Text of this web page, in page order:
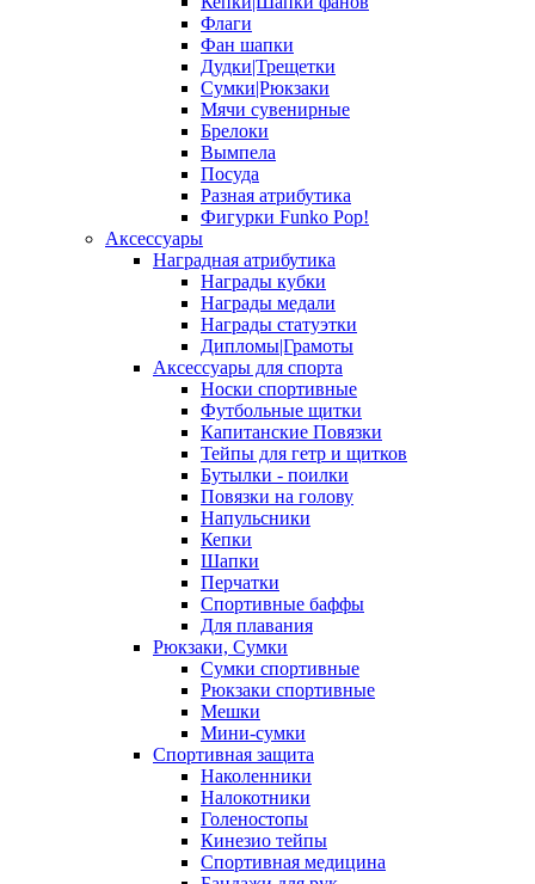
Флаги
Фан шапки
Дудки|Трещетки
Сумки|Рюкзаки
Мячи сувенирные
Брелоки
Вымпела
Посуда
Разная атрибутика
Фигурки Funko Pop!
Аксессуары
Наградная атрибутика
Награды кубки
Награды медали
Награды статуэтки
Дипломы|Грамоты
Аксессуары для спорта
Носки спортивные
Футбольные щитки
Капитанские Повязки
Тейпы для гетр и щитков
Бутылки - поилки
Повязки на голову
Напульсники
Кепки
Шапки
Перчатки
Спортивные баффы
Для плавания
Рюкзаки, Сумки
Сумки спортивные
Рюкзаки спортивные
Мешки
Мини-сумки
Спортивная защита
Наколенники
Налокотники
Голеностопы
Кинезио тейпы
Спортивная медицина